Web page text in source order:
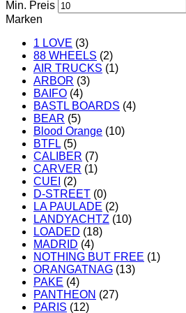
Min. Preis
Marken
1 LOVE (3)
88 WHEELS (2)
AIR TRUCKS (1)
ARBOR (3)
BAIFO (4)
BASTL BOARDS (4)
BEAR (5)
Blood Orange (10)
BTFL (5)
CALIBER (7)
CARVER (1)
CUEI (2)
D-STREET (0)
LA PAULADE (2)
LANDYACHTZ (10)
LOADED (18)
MADRID (4)
NOTHING BUT FREE (1)
ORANGATNAG (13)
PAKE (4)
PANTHEON (27)
PARIS (12)